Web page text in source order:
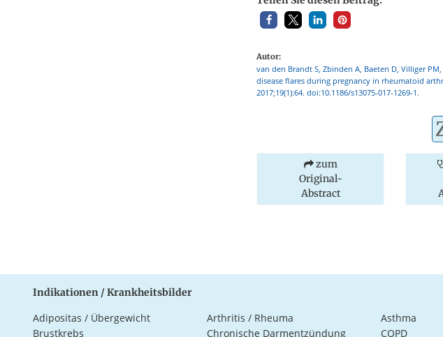
Autor:
van den Brandt S, Zbinden A, Baeten D, Villiger
disease flares during pregnancy in rheumatoid
2017;19(1):64. doi:10.1186/s13075-017-1269-1.
zum
Original-
Abstract
Indikationen / Krankheitsbilder
Adipositas / Übergewicht Arthritis / Rheuma
Asthma
Brustkrebs
Chronische Darmentzündung COPD